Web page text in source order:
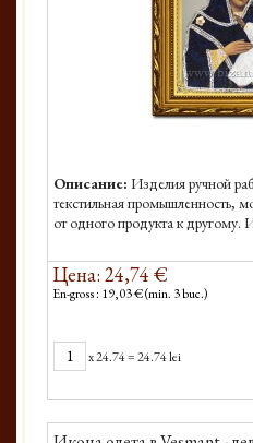
Описание: Изделия ручной
текстильная промышленность,
от одного продукта к другому.
Цена: 24,74 €
En-gross : 19,03 € (min. 3 buc.)
x24.74=24.74 lei